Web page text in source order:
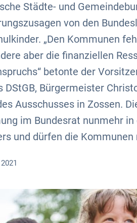
Städte- und
von den
„Den Kommunen
aber die finanziellen
betonte der
DStGB, Bürgermeister
Ausschusses in Zossen.
im Bundesrat nunmehr
und dürfen die